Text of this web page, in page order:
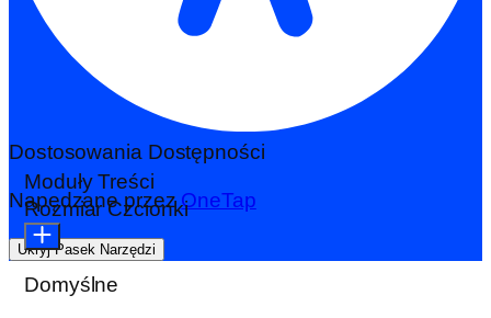
Dostosowania Dostępności
Napędzane przezOneTap
Ukryj Pasek Narzędzi
Moduły Treści
Rozmiar Czcionki
Domyślne